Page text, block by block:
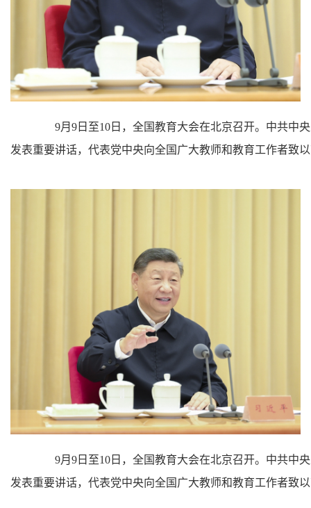
9月9日至10日，全国教育大会在北京召开。中共中
发表重要讲话，代表党中央向全国广大教师和教育工作者致
9月9日至10日，全国教育大会在北京召开。中共中
发表重要讲话，代表党中央向全国广大教师和教育工作者致